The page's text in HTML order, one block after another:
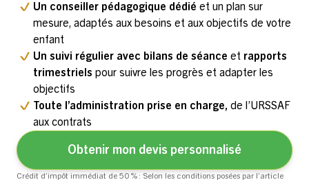
Un conseiller pédagogique dédié et un plan sur
mesure, adaptés aux besoins et aux objectifs de votre
enfant
Un suivi régulier avec bilans de séance et rapports
trimestriels pour suivre les progrès et adapter les
objectifs
Toute l’administration prise en charge, de l’URSSAF
aux contrats
Obtenir mon devis personnalisé
Crédit d’impôt immédiat de 50 % : Selon les conditions posées par l’article